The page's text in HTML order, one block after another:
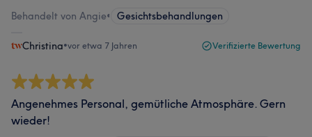
Behandelt von Angie• Gesichtsbehandlungen
Christina•vor etwa 7 Jahren Verifizierte Bewertung
Angenehmes Personal, gemütliche Atmosphäre. Gern
wieder!